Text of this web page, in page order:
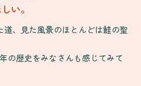
い。
、見た風景のほとんどは鮭の聖
の歴史をみなさんも感じてみて